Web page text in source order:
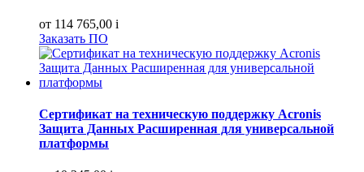
от 114 765,00 i
Заказать ПО
Сертификат на техническую поддержку Acronis
Защита Данных Расширенная для универсальной
платформы